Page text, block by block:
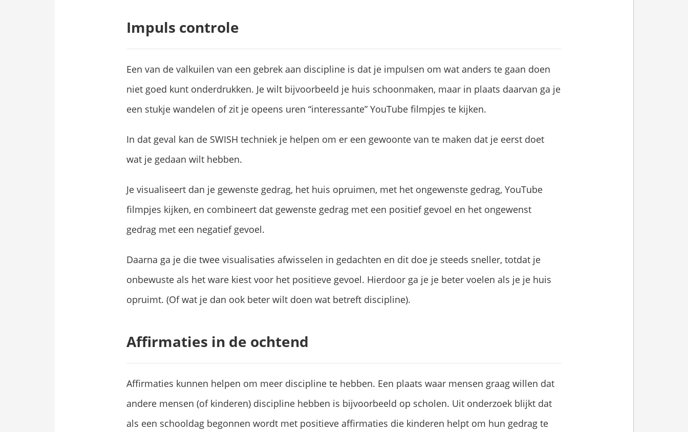
Impuls controle
Een van de valkuilen van een gebrek aan discipline is dat je impulsen om wat anders te gaan doen
niet goed kunt onderdrukken. Je wilt bijvoorbeeld je huis schoonmaken, maar in plaats daarvan ga je
een stukje wandelen of zit je opeens uren “interessante” YouTube filmpjes te kijken.
In dat geval kan de SWISH techniek je helpen om er een gewoonte van te maken dat je eerst doet
wat je gedaan wilt hebben.
Je visualiseert dan je gewenste gedrag, het huis opruimen, met het ongewenste gedrag, YouTube
filmpjes kijken, en combineert dat gewenste gedrag met een positief gevoel en het ongewenst
gedrag met een negatief gevoel.
Daarna ga je die twee visualisaties afwisselen in gedachten en dit doe je steeds sneller, totdat je
onbewuste als het ware kiest voor het positieve gevoel. Hierdoor ga je je beter voelen als je je huis
opruimt. (Of wat je dan ook beter wilt doen wat betreft discipline).
Affirmaties in de ochtend
Affirmaties kunnen helpen om meer discipline te hebben. Een plaats waar mensen graag willen dat
andere mensen (of kinderen) discipline hebben is bijvoorbeeld op scholen. Uit onderzoek blijkt dat
als een schooldag begonnen wordt met positieve affirmaties die kinderen helpt om hun gedrag te